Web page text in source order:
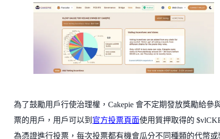
為了鼓勵用戶行使治理權，Cakepie 會不定期發放獎勵給參
票的用戶，用戶可以到 官方投票頁面使用質押取得的
為憑證進行投票，每次投票都有機會瓜分不同種類的代幣或